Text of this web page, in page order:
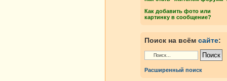
Как добавить фото или
картинку в сообщение?
Поиск на всём сайте:
Расширенный поиск